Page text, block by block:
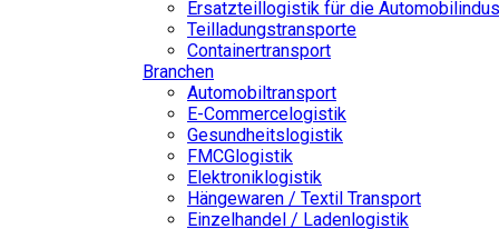
Ersatzteillogistik für die
Teilladungstransporte
Containertransport
Branchen
Automobiltransport
E-Commercelogistik
Gesundheitslogistik
FMCGlogistik
Elektroniklogistik
Hängewaren / Textil Transport
Einzelhandel / Ladenlogistik